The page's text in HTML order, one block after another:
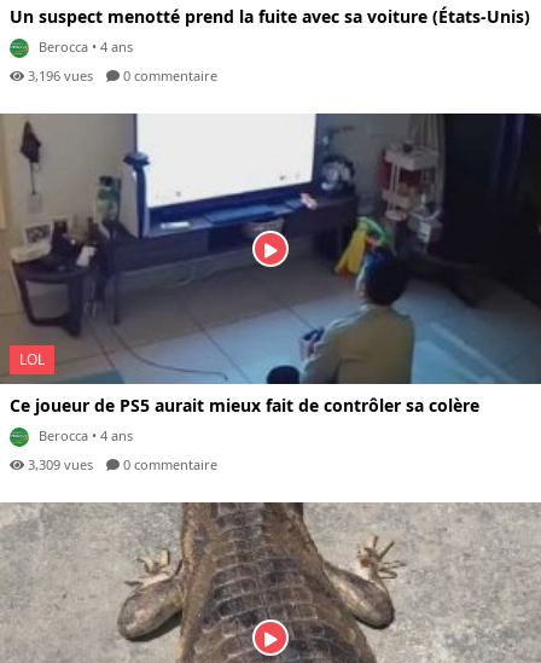
Un suspect menotté prend la fuite avec sa voiture (États-Unis)
Berocca • 4 ans
3,196 vues
0 commentaire
LOL
Ce joueur de PS5 aurait mieux fait de contrôler sa colère
Berocca • 4 ans
3,309 vues
0 commentaire